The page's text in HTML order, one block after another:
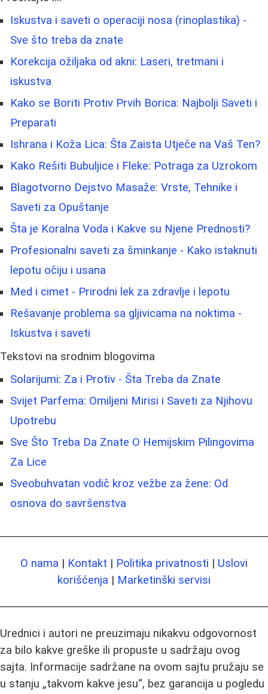
Iskustva i saveti o operaciji nosa (rinoplastika) -
Sve što treba da znate
Korekcija ožiljaka od akni: Laseri, tretmani i
iskustva
Kako se Boriti Protiv Prvih Borica: Najbolji Saveti i
Preparati
Ishrana i Koža Lica: Šta Zaista Utječe na Vaš Ten?
Kako Rešiti Bubuljice i Fleke: Potraga za Uzrokom
Blagotvorno Dejstvo Masaže: Vrste, Tehnike i
Saveti za Opuštanje
Šta je Koralna Voda i Kakve su Njene Prednosti?
Profesionalni saveti za šminkanje - Kako istaknuti
lepotu očiju i usana
Med i cimet - Prirodni lek za zdravlje i lepotu
Rešavanje problema sa gljivicama na noktima -
Iskustva i saveti
Tekstovi na srodnim blogovima
Solarijumi: Za i Protiv - Šta Treba da Znate
Svijet Parfema: Omiljeni Mirisi i Saveti za Njihovu
Upotrebu
Sve Što Treba Da Znate O Hemijskim Pilingovima
Za Lice
Sveobuhvatan vodič kroz vežbe za žene: Od
osnova do savršenstva
O nama | Kontakt | Politika privatnosti | Uslovi
korišćenja | Marketinški servisi
Urednici i autori ne preuzimaju nikakvu odgovornost
za bilo kakve greške ili propuste u sadržaju ovog
sajta. Informacije sadržane na ovom sajtu pružaju se
u stanju „takvom kakve jesu“, bez garancija u pogledu